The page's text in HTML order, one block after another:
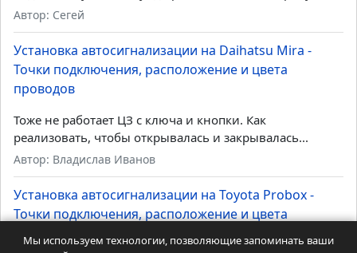
сиги. На Авито пруд пруди установщиков по...
Автор: Zloy-kot
Установка автосигнализации на Hyundai Tucson -
Точки подключения, расположение и цвета
Тусан 2024 чтобы шматка не срабатывала при аз
подать импульс 7 секунд при постановке в охрану на...
Автор: Сегей
Установка автосигнализации на Daihatsu Mira -
Точки подключения, расположение и цвета
Мы используем технологии, позволяющие запоминать ваши